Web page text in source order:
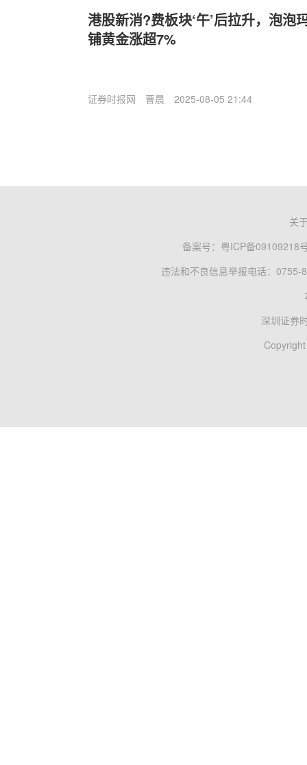
港股新消?费板块‘午’后拉升，泡泡
铺黄金涨超7%
证券时报网 曹晨 2025-08-05 21:44
关
备案号： 粤ICP备09109218
违法和不良信息举报电话：0755-
深圳证券